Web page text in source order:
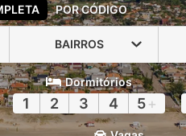
POR CÓDIGO
BAIRROS
Dormitórios
1 2 3 4 5+